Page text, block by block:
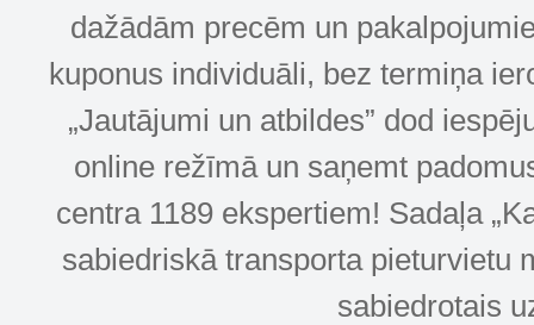
dažādām precēm un
kuponus individuāli, bez termiņa
„Jautājumi un atbildes” dod
online režīmā un saņemt
centra 1189 ekspertiem! Sadaļa
sabiedriskā transporta pieturvietu
sabiedrotais